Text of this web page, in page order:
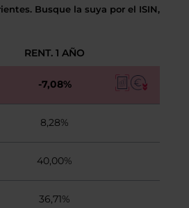
Busque la suya por el ISIN,
RENT. 1 AÑO
-7,08%
8,28%
40,00%
36,71%